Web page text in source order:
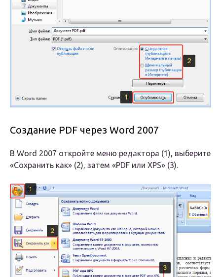
Создание PDF через Word 2007
В Word 2007 откройте меню редактора (1), выберите
«Сохранить как» (2), затем «PDF или XPS» (3).